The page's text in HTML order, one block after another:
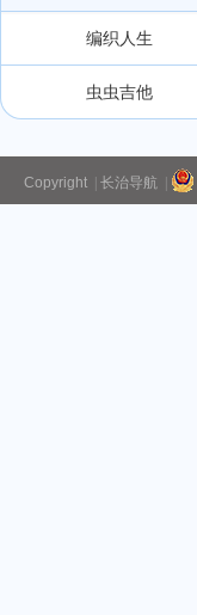
编织人生
虫虫吉他
Copyright | 长治导航 |